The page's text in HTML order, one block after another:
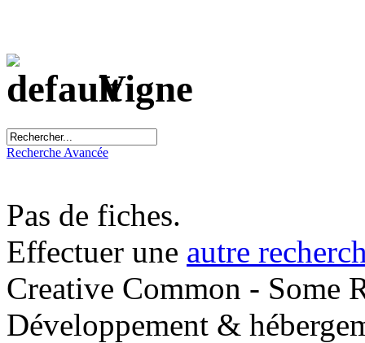
Vigne
Recherche Avancée
Pas de fiches.
Effectuer une autre
Creative Common - Some
Développement &